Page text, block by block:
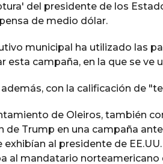
del presidente de los
de medio dólar.
municipal ha utilizado las
esta campaña, en la que se
además, con la calificación de
de Oleiros, también
de Trump en una campaña
exhibían al presidente de
al mandatario norteamericano